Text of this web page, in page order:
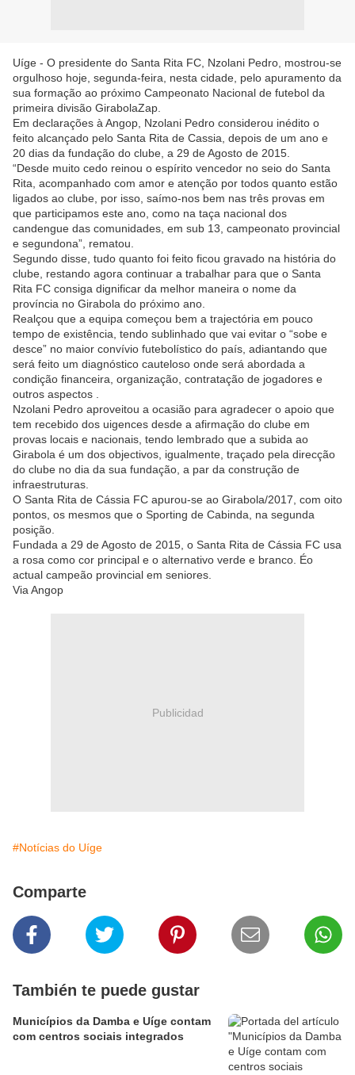
Uíge - O presidente do Santa Rita FC, Nzolani Pedro, mostrou-se
orgulhoso hoje, segunda-feira, nesta cidade, pelo apuramento da
sua formação ao próximo Campeonato Nacional de futebol da
primeira divisão GirabolaZap.
Em declarações à Angop, Nzolani Pedro considerou inédito o
feito alcançado pelo Santa Rita de Cassia, depois de um ano e
20 dias da fundação do clube, a 29 de Agosto de 2015.
“Desde muito cedo reinou o espírito vencedor no seio do Santa
Rita, acompanhado com amor e atenção por todos quanto estão
ligados ao clube, por isso, saímo-nos bem nas três provas em
que participamos este ano, como na taça nacional dos
candengue das comunidades, em sub 13, campeonato provincial
e segundona”, rematou.
Segundo disse, tudo quanto foi feito ficou gravado na história do
clube, restando agora continuar a trabalhar para que o Santa
Rita FC consiga dignificar da melhor maneira o nome da
província no Girabola do próximo ano.
Realçou que a equipa começou bem a trajectória em pouco
tempo de existência, tendo sublinhado que vai evitar o “sobe e
desce” no maior convívio futebolístico do país, adiantando que
será feito um diagnóstico cauteloso onde será abordada a
condição financeira, organização, contratação de jogadores e
outros aspectos .
Nzolani Pedro aproveitou a ocasião para agradecer o apoio que
tem recebido dos uigences desde a afirmação do clube em
provas locais e nacionais, tendo lembrado que a subida ao
Girabola é um dos objectivos, igualmente, traçado pela direcção
do clube no dia da sua fundação, a par da construção de
infraestruturas.
O Santa Rita de Cássia FC apurou-se ao Girabola/2017, com oito
pontos, os mesmos que o Sporting de Cabinda, na segunda
posição.
Fundada a 29 de Agosto de 2015, o Santa Rita de Cássia FC usa
a rosa como cor principal e o alternativo verde e branco. Éo
actual campeão provincial em seniores.
Via Angop
Publicidad
#Notícias do Uíge
Comparte
También te puede gustar
Municípios da Damba e Uíge contam
com centros sociais integrados